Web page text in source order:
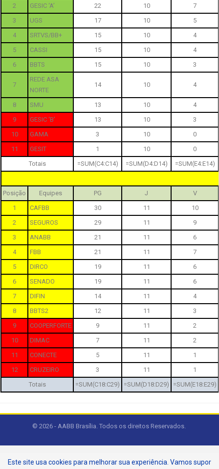
2
GESIC ‘A’ 22 10
7
3
UGS 17 10
5
4
SRTVS/BB+ 15 10
4
5
CASSI 15 10
4
6
BBTS 15 10 3
7
REDE ASA
NORTE
14 10 4
8 SMU 13 10
4
9
GESIC ‘B’ 13 10
3
10
GAMA 3 10
0
11
GESIT 1 10
0
Totais
=SUM(C4:C14) =SUM(D4:D14) =SUM(E4:E14)
Posição Equipes PG J
V
1
CAFBB 30 11
10
2
SEGUROS 29 11
9
3
ANABB 21 11
6
4
FBB 21 11
7
5
DIRCO 19 11
6
6
SENADO 19 11
6
7
DIFIN 14 11
4
8
BBTS2 12 11
3
9
COOPERFORTE 9 11
2
10
DIMAC 7 11
2
11
CONECTE 5 11
1
12
CRUZEIRO 3 11
1
Totais
=SUM(C18:C29) =SUM(D18:D29) =SUM(E18:E29)
© 2026 - AABB Brasília. Todos os direitos Reservados.
Este site usa cookies para melhorar sua experiência. Vamos supor